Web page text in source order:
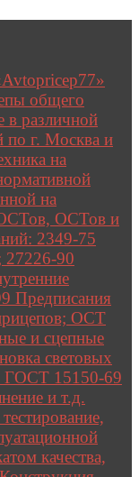
общего
в различной
по г. Москва и
на
на
ОСТов и
2349-75
27226-90
Предписания
ОСТ
и сцепные
световых
ГОСТ 15150-69
и т.д.
качества,